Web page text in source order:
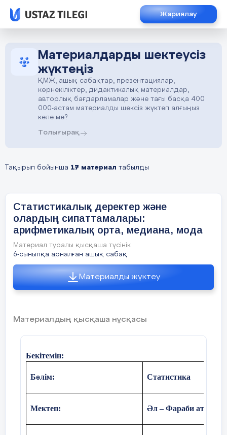
Жариялау
Материалдарды шектеусіз
жүктеңіз
ҚМЖ, ашық сабақтар, презентациялар,
көрнекіліктер, дидактикалық материалдар,
авторлық бағдарламалар және тағы басқа 400
000-астам материалды шексіз жүктеп алғыңыз
келе ме?
Толығырақ
Тақырып бойынша 17 материал табылды
Статистикалық деректер және
олардың сипаттамалары:
арифметикалық орта, медиана, мода
Материал туралы қысқаша түсінік
6-сыныпқа арналған ашық сабақ
Материалды жүктеу
Материалдың қысқаша нұсқасы
Бекітемін:
Бөлім: Статистика
Мектеп: Әл – Фараби